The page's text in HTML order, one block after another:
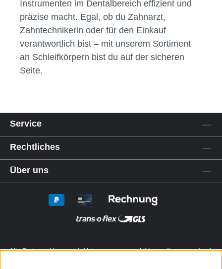
Instrumenten im Dentalbereich effizient und
präzise macht. Egal, ob du Zahnarzt,
Zahntechnikerin oder für den Einkauf
verantwortlich bist – mit unserem Sortiment
an Schleifkörpern bist du auf der sicheren
Seite.
Service
Rechtliches
Über uns
Alle Preise exkl. gesetzl. Mehrwertsteuer zzgl.Versandkostenund ggf.